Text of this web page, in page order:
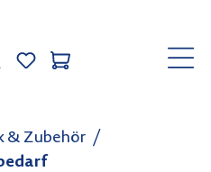
MEIN KONTO
& Zubehör